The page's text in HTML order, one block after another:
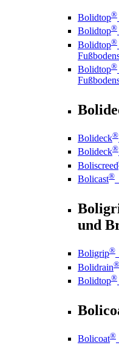
Bolidtop®
Bolidtop®
Bolidtop®
Bolidtop®
Bolideck®
Bolideck®
Boliscreed
Bolicast®
und
Boligrip®
Bolidrain®
Bolidtop®
Bolicoat®